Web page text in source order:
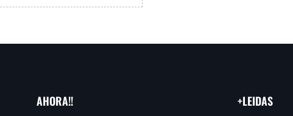
AHORA!! +LEIDAS